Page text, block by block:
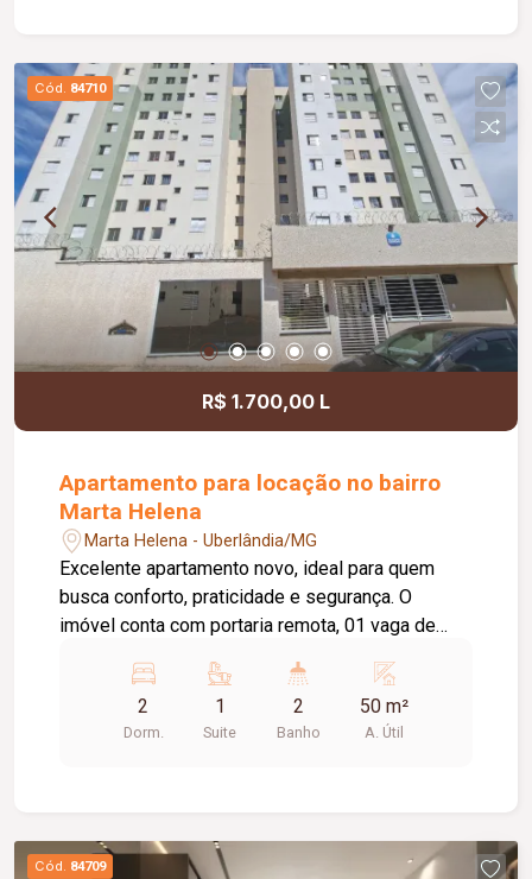
Cód. 84710
R$ 1.700,00 L
Apartamento para locação no bairro
Marta Helena
Marta Helena - Uberlândia/MG
Excelente apartamento novo, ideal para quem
busca conforto, praticidade e segurança. O
imóvel conta com portaria remota, 01 vaga de
02 ambientes, cozinha estilo americana planejada
com armários, área de serviço conjugada e hall de
acesso para 02 quartos, sendo 01 deles com
funcionalidade no dia a dia. Com piso em
2
Dorm.
1
Suite
2
Banho
50 m²
A. Útil
Cód. 84709